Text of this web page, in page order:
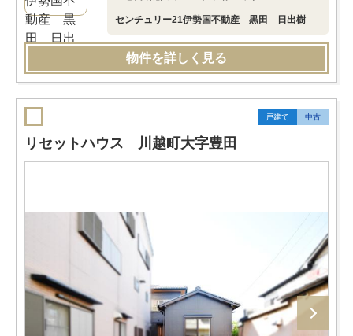
センチュリー21伊勢国不動産 黒田 日出樹
物件を詳しく見る
戸建て 中古
リセットハウス 川越町大字豊田